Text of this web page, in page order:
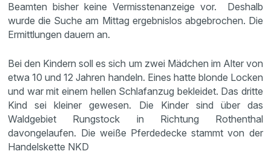
Beamten bisher keine Vermisstenanzeige vor. Deshalb
wurde die Suche am Mittag ergebnislos abgebrochen. Die
Ermittlungen dauern an.
Bei den Kindern soll es sich um zwei Mädchen im Alter von
etwa 10 und 12 Jahren handeln. Eines hatte blonde Locken
und war mit einem hellen Schlafanzug bekleidet. Das dritte
Kind sei kleiner gewesen. Die Kinder sind über das
Waldgebiet Rungstock in Richtung Rothenthal
davongelaufen. Die weiße Pferdedecke stammt von der
Handelskette NKD